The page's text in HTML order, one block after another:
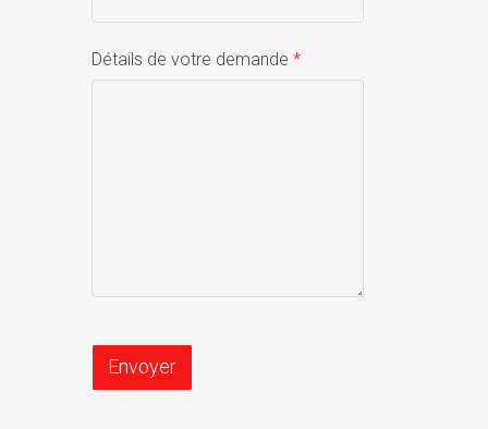
Détails de votre demande *